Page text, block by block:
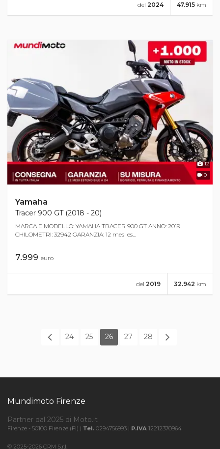
47.915 km
del 2024
12
0
Yamaha
Tracer 900 GT (2018 - 20)
MARCA E MODELLO: YAMAHA TRACER 900 GT ANNO: 2019
CHILOMETRI: 32942 GARANZIA: 12 mesi es...
7.999 euro
32.942 km
del 2019
24 25 26 27 28
Mundimoto Firenze
Partner dal 2025 di Moto.it
Firenze - 50100 Firenze (FI) | Tel. 0294756993 | P.IVA 12212370964
© 2025-2026 CRM S.r.l.